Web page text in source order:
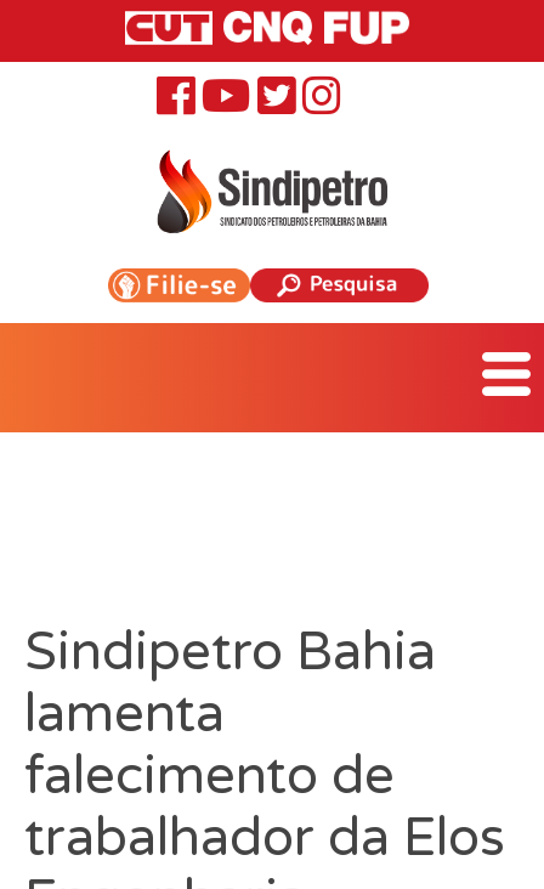
Sindipetro Bahia
lamenta
falecimento de
trabalhador da Elos